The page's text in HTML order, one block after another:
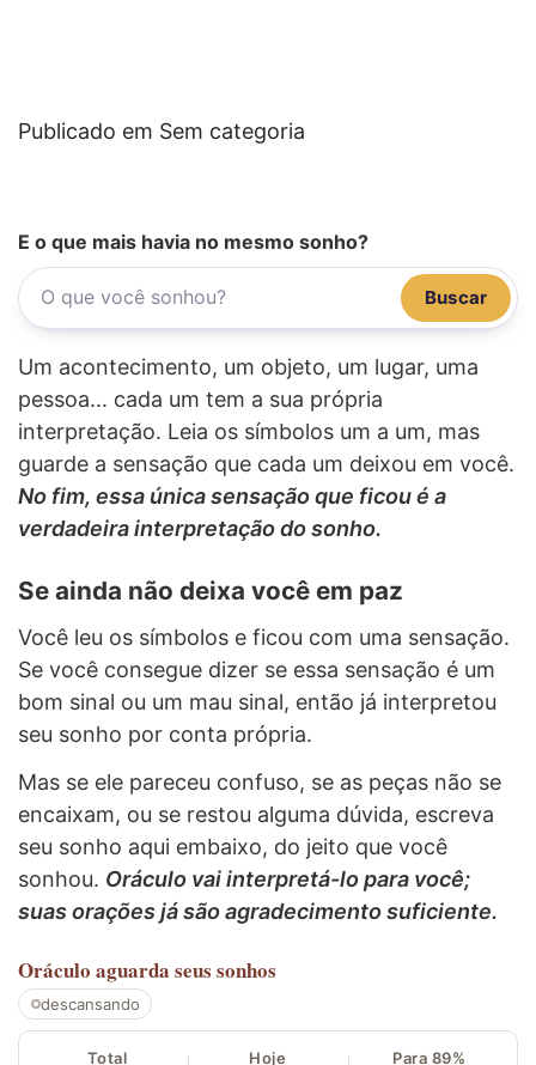
Publicado em Sem categoria
E o que mais havia no mesmo sonho?
Buscar
Um acontecimento, um objeto, um lugar, uma
pessoa... cada um tem a sua própria
interpretação. Leia os símbolos um a um, mas
guarde a sensação que cada um deixou em você.
No fim, essa única sensação que ficou é a
verdadeira interpretação do sonho.
Se ainda não deixa você em paz
Você leu os símbolos e ficou com uma sensação.
Se você consegue dizer se essa sensação é um
bom sinal ou um mau sinal, então já interpretou
seu sonho por conta própria.
Mas se ele pareceu confuso, se as peças não se
encaixam, ou se restou alguma dúvida, escreva
seu sonho aqui embaixo, do jeito que você
sonhou. Oráculo vai interpretá-lo para você;
suas orações já são agradecimento suficiente.
Oráculo aguarda seus sonhos
descansando
Total Hoje Para 89%